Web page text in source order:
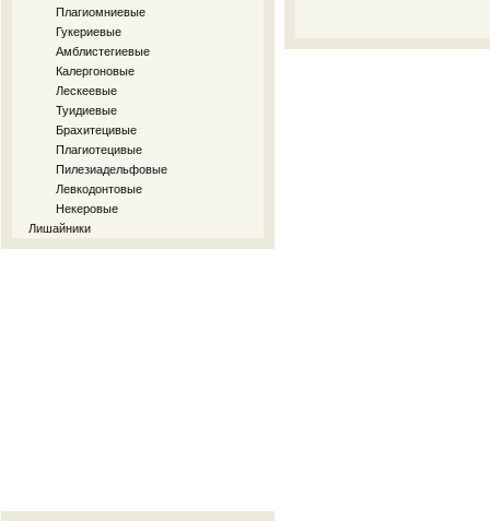
Плагиомниевые
Гукериевые
Амблистегиевые
Калергоновые
Лескеевые
Туидиевые
Брахитецивые
Плагиотецивые
Пилезиадельфовые
Левкодонтовые
Некеровые
Лишайники